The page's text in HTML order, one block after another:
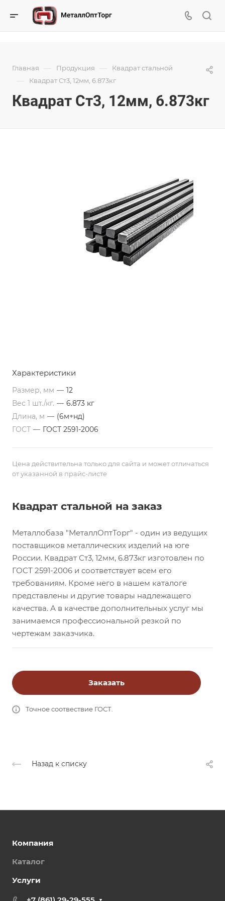
Главная — Продукция — Квадрат стальной
— Квадрат Ст3, 12мм, 6.873кг
Квадрат Ст3, 12мм, 6.873кг
Характеристики
Размер, мм — 12
Вес 1 шт./кг. — 6.873 кг
Длина, м — (6м+нд)
ГОСТ — ГОСТ 2591-2006
Цена действительна только для сайта и может отличаться
от указанной в прайс-листе
Квадрат стальной на заказ
Металлобаза "МеталлОптТорг" - один из ведущих
поставщиков металлических изделий на юге
России. Квадрат Ст3, 12мм, 6.873кг изготовлен по
ГОСТ 2591-2006 и соответствует всем его
требованиям. Кроме него в нашем каталоге
представлены и другие товары надлежащего
качества. А в качестве дополнительных услуг мы
занимаемся профессиональной резкой по
чертежам заказчика.
Заказать
Точное соотвествие ГОСТ.
Назад к списку
Компания
Каталог
Услуги